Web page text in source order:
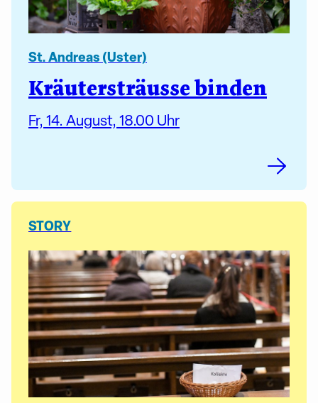
St. Andreas (Uster)
Kräutersträusse binden
Fr, 14. August, 18.00 Uhr
STORY